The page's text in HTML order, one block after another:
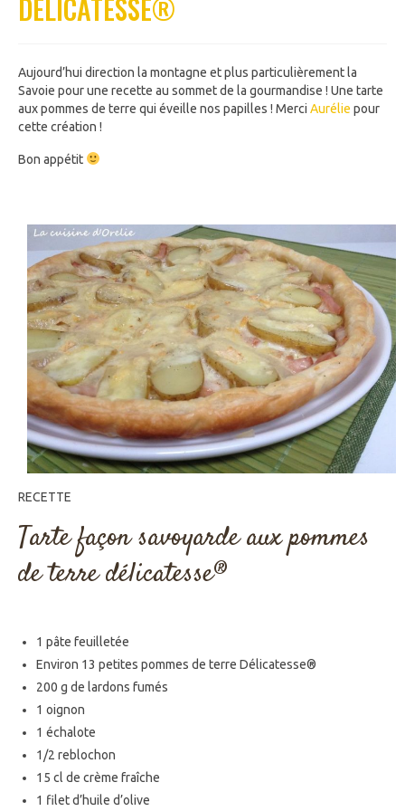
DÉLICATESSE®
Aujourd’hui direction la montagne et plus particulièrement la
Savoie pour une recette au sommet de la gourmandise ! Une tarte
aux pommes de terre qui éveille nos papilles ! Merci Aurélie pour
cette création !
Bon appétit
RECETTE
Tarte façon savoyarde aux pommes
de terre délicatesse®
1 pâte feuilletée
Environ 13 petites pommes de terre Délicatesse®
200 g de lardons fumés
1 oignon
1 échalote
1/2 reblochon
15 cl de crème fraîche
1 filet d’huile d’olive